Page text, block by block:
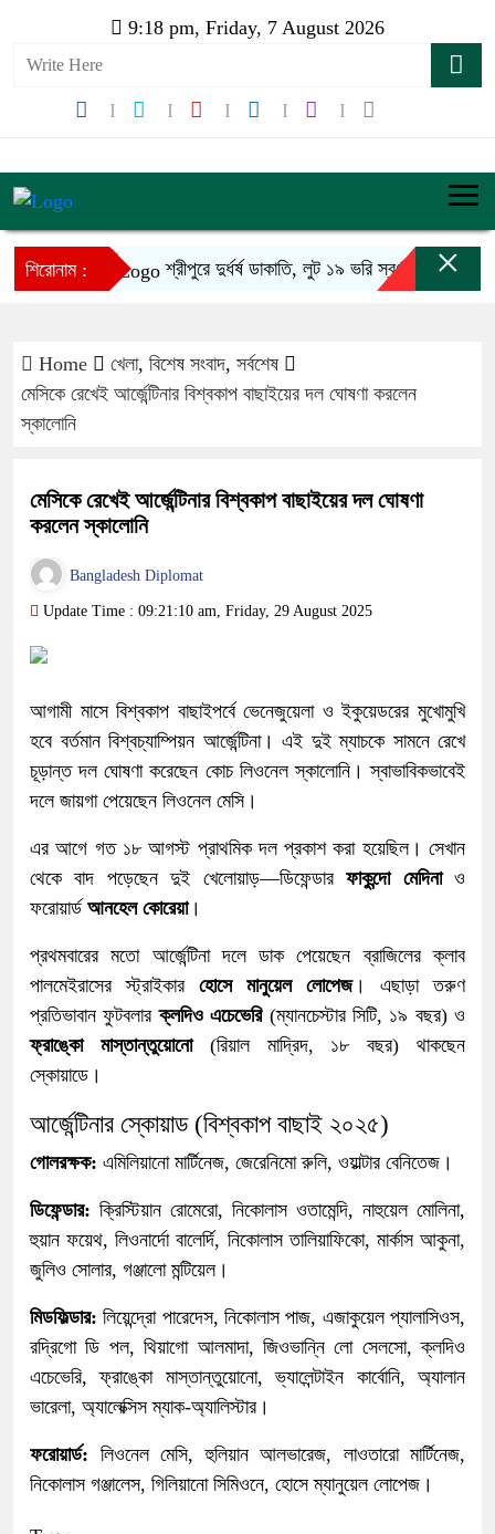
9:18 pm, Friday, 7 August 2026
শিরোনাম : শ্রীপুরে দুর্ধর্ষ ডাকাতি, লুট ১৯ ভরি স্বর্ণ ×
Home খেলা, বিশেষ সংবাদ, সর্বশেষ
মেসিকে রেখেই আর্জেন্টিনার বিশ্বকাপ বাছাইয়ের দল ঘোষণা করলেন
স্কালোনি
মেসিকে রেখেই আর্জেন্টিনার বিশ্বকাপ বাছাইয়ের দল ঘোষণা
করলেন স্কালোনি
Bangladesh Diplomat
Update Time : 09:21:10 am, Friday, 29 August 2025
আগামী মাসে বিশ্বকাপ বাছাইপর্বে ভেনেজুয়েলা ও ইকুয়েডরের মুখোমুখি
হবে বর্তমান বিশ্বচ্যাম্পিয়ন আর্জেন্টিনা। এই দুই ম্যাচকে সামনে রেখে
চূড়ান্ত দল ঘোষণা করেছেন কোচ লিওনেল স্কালোনি। স্বাভাবিকভাবেই
দলে জায়গা পেয়েছেন লিওনেল মেসি।
এর আগে গত ১৮ আগস্ট প্রাথমিক দল প্রকাশ করা হয়েছিল। সেখান
থেকে বাদ পড়েছেন দুই খেলোয়াড়—ডিফেন্ডারফাকুন্দো মেদিনাও
ফরোয়ার্ড আনহেল কোরেয়া।
প্রথমবারের মতো আর্জেন্টিনা দলে ডাক পেয়েছেন ব্রাজিলের ক্লাব
পালমেইরাসের স্ট্রাইকার হোসে মানুয়েল লোপেজ। এছাড়া তরুণ
প্রতিভাবান ফুটবলারক্লদিও এচেভেরি(ম্যানচেস্টার সিটি, ১৯ বছর) ও
ফ্রাঙ্কো মাস্তান্তুয়োনো(রিয়াল মাদ্রিদ, ১৮ বছর) থাকছেন
স্কোয়াডে।
আর্জেন্টিনার স্কোয়াড (বিশ্বকাপ বাছাই ২০২৫)
গোলরক্ষক: এমিলিয়ানো মার্টিনেজ, জেরেনিমো রুলি, ওয়াল্টার বেনিতেজ।
ডিফেন্ডার: ক্রিস্টিয়ান রোমেরো, নিকোলাস ওতামেন্দি, নাহুয়েল মোলিনা,
হুয়ান ফয়েথ, লিওনার্দো বালের্দি, নিকোলাস তালিয়াফিকো, মার্কাস আকুনা,
জুলিও সোলার, গঞ্জালো মন্টিয়েল।
মিডফিল্ডার: লিয়েন্দ্রো পারেদেস, নিকোলাস পাজ, এজাকুয়েল প্যালাসিওস,
রদ্রিগো ডি পল, থিয়াগো আলমাদা, জিওভান্নি লো সেলসো, ক্লদিও
এচেভেরি, ফ্রাঙ্কো মাস্তান্তুয়োনো, ভ্যালেন্টাইন কার্বোনি, অ্যালান
ভারেলা, অ্যালেক্সিস ম্যাক-অ্যালিস্টার।
ফরোয়ার্ড: লিওনেল মেসি, হুলিয়ান আলভারেজ, লাওতারো মার্টিনেজ,
নিকোলাস গঞ্জালেস, গিলিয়ানো সিমিওনে, হোসে ম্যানুয়েল লোপেজ।